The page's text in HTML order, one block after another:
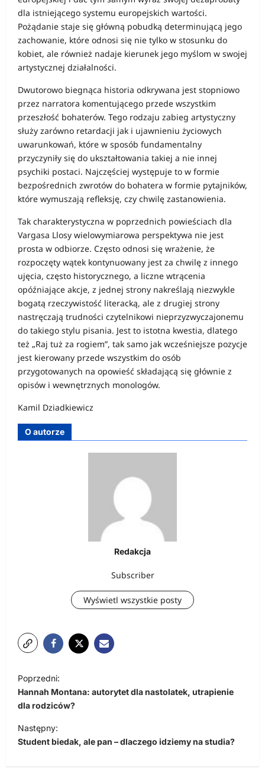
dla istniejącego systemu europejskich wartości.
Pożądanie staje się główną pobudką determinującą jego
zachowanie, które odnosi się nie tylko w stosunku do
kobiet, ale również nadaje kierunek jego myślom w swojej
artystycznej działalności.
Dwutorowo biegnąca historia odkrywana jest stopniowo
przez narratora komentującego przede wszystkim
przeszłość bohaterów. Tego rodzaju zabieg artystyczny
służy zarówno retardacji jak i ujawnieniu życiowych
uwarunkowań, które w sposób fundamentalny
przyczyniły się do ukształtowania takiej a nie innej
psychiki postaci. Najczęściej występuje to w formie
bezpośrednich zwrotów do bohatera w formie pytajników,
które wymuszają refleksję, czy chwilę zastanowienia.
Tak charakterystyczna w poprzednich powieściach dla
Vargasa Llosy wielowymiarowa perspektywa nie jest
prosta w odbiorze. Często odnosi się wrażenie, że
rozpoczęty wątek kontynuowany jest za chwilę z innego
ujęcia, często historycznego, a liczne wtrącenia
opóźniające akcje, z jednej strony nakreślają niezwykle
bogatą rzeczywistość literacką, ale z drugiej strony
nastręczają trudności czytelnikowi nieprzyzwyczajonemu
do takiego stylu pisania. Jest to istotna kwestia, dlatego
też „Raj tuż za rogiem”, tak samo jak wcześniejsze pozycje
jest kierowany przede wszystkim do osób
przygotowanych na opowieść składającą się głównie z
opisów i wewnętrznych monologów.
Kamil Dziadkiewicz
O autorze
Redakcja
Subscriber
Wyświetl wszystkie posty
N
a
w
i
g
Poprzedni:
Hannah Montana: autorytet dla nastolatek, utrapienie
dla rodziców?
Następny:
Student biedak, ale pan – dlaczego idziemy na studia?